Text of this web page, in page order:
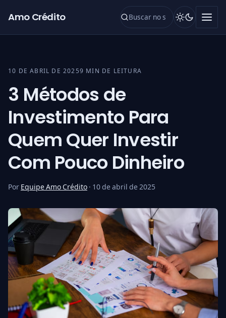
Amo Crédito
10 DE ABRIL DE 20259 MIN DE LEITURA
3 Métodos de
Investimento Para
Quem Quer Investir
Com Pouco Dinheiro
Por Equipe Amo Crédito · 10 de abril de 2025